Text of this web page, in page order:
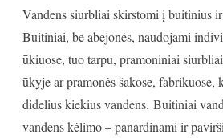
Vandens siurbliai skirstomi į buitinius
Buitiniai, be abejonės, naudojami
ūkiuose, tuo tarpu, pramoniniai
ūkyje ar pramonės šakose,
didelius kiekius vandens. Buitiniai
vandens kėlimo – panardinami ir